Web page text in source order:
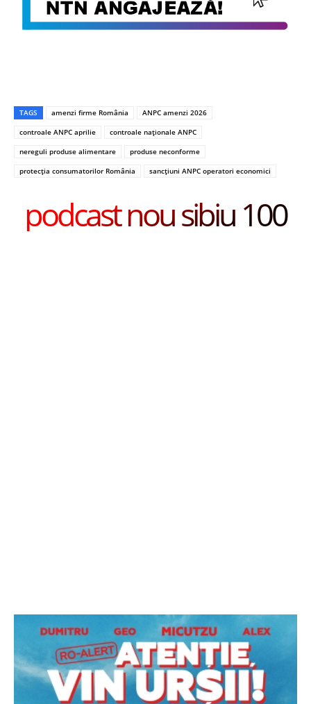
TAGS amenzi firme România
ANPC amenzi 2026
controale ANPC aprilie
controale naționale ANPC
nereguli produse alimentare
produse neconforme
protecția consumatorilor România
sancțiuni ANPC operatori economici
podcast nou sibiu 100